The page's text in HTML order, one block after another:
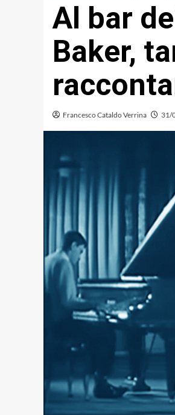
Al bar
Baker,
Francesco Cataldo Verrina 31/